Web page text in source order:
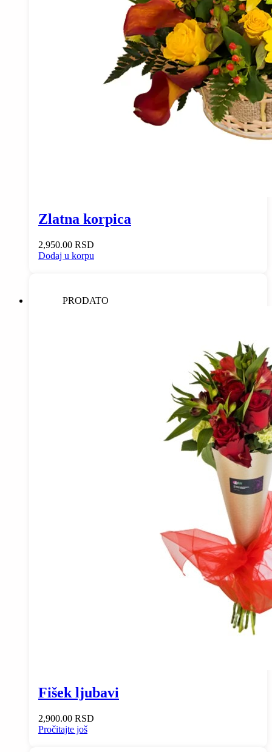
Zlatna korpica
2,950.00 RSD
Dodaj u korpu
PRODATO
Fišek ljubavi
2,900.00 RSD
Pročitajte još